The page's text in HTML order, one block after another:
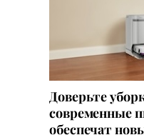
Доверьте
современные
обеспечат